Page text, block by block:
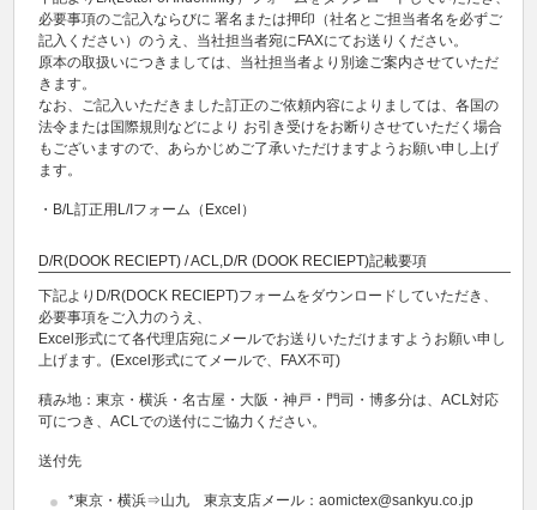
必要事項のご記入ならびに 署名または押印（社名とご担当者名を必ずご
記入ください）のうえ、当社担当者宛にFAXにてお送りください。
原本の取扱いにつきましては、当社担当者より別途ご案内させていただ
きます。
なお、ご記入いただきました訂正のご依頼内容によりましては、各国の
法令または国際規則などにより お引き受けをお断りさせていただく場合
もございますので、あらかじめご了承いただけますようお願い申し上げ
ます。
・B/L訂正用L/Iフォーム（Excel）
D/R(DOOK RECIEPT) / ACL,D/R (DOOK RECIEPT)記載要項
下記よりD/R(DOCK RECIEPT)フォームをダウンロードしていただき、
必要事項をご入力のうえ、
Excel形式にて各代理店宛にメールでお送りいただけますようお願い申し
上げます。(Excel形式にてメールで、FAX不可)
積み地：東京・横浜・名古屋・大阪・神戸・門司・博多分は、ACL対応
可につき、ACLでの送付にご協力ください。
送付先
*東京・横浜⇒山九 東京支店メール：aomictex@sankyu.co.jp